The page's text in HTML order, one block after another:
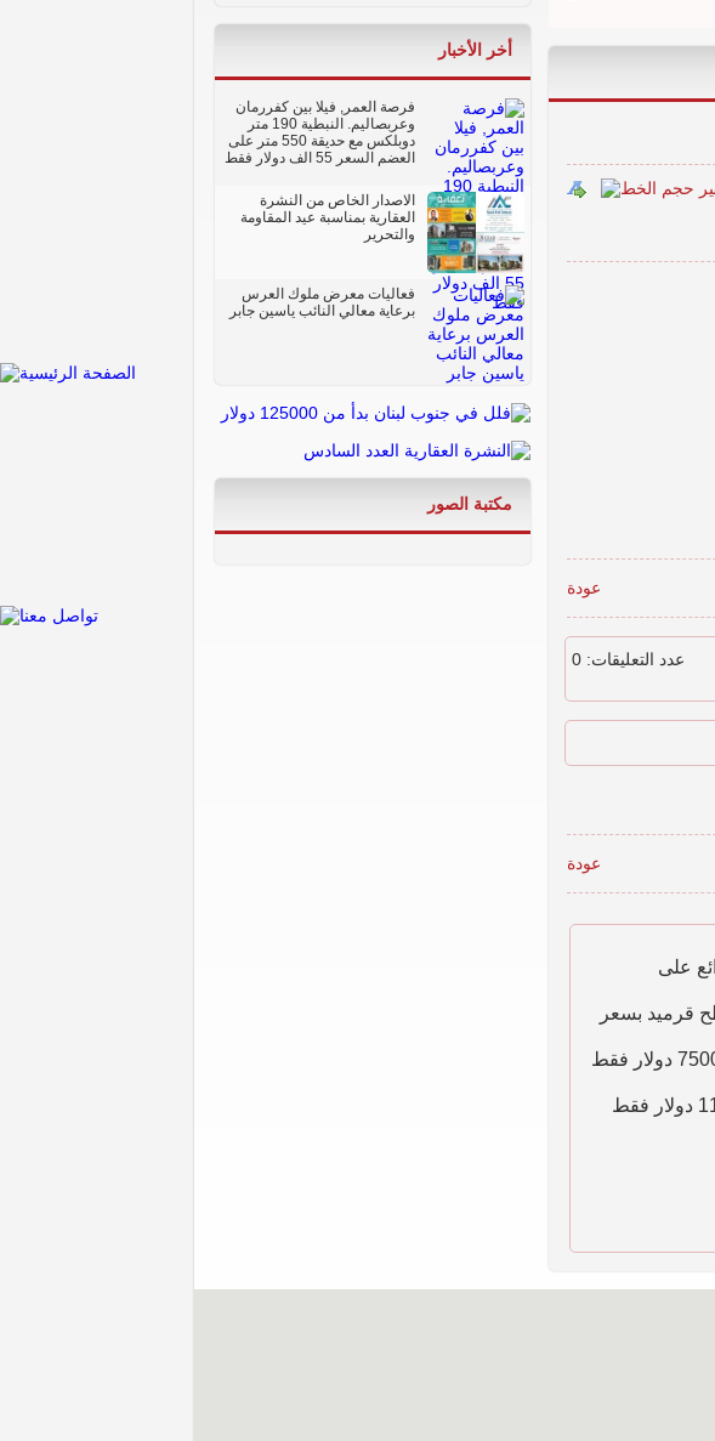
عودة
عدد التعليقات: 0
عودة
على
قرميد بسعر
أخر الأخبار
فرصة العمر, فيلا بين كفررمان
وعربصاليم. النبطية 190 متر
دوبلكس مع حديقة 550 متر على
العضم السعر 55 الف دولار فقط
الاصدار الخاص من النشرة
العقارية بمناسبة عيد المقاومة
والتحرير
فعاليات معرض ملوك العرس
برعاية معالي النائب ياسين جابر
مكتبة الصور